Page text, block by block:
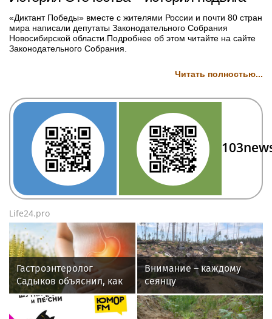
«Диктант Победы» вместе с жителями России и почти 80 стран
мира написали депутаты Законодательного Собрания
Новосибирской области.Подробнее об этом читайте на сайте
Законодательного Собрания.
Читать полностью...
Life24.pro
Гастроэнтеролог
Садыков объяснил, как
амброзия может влиять
на ЖКТ
Внимание – каждому
сеянцу